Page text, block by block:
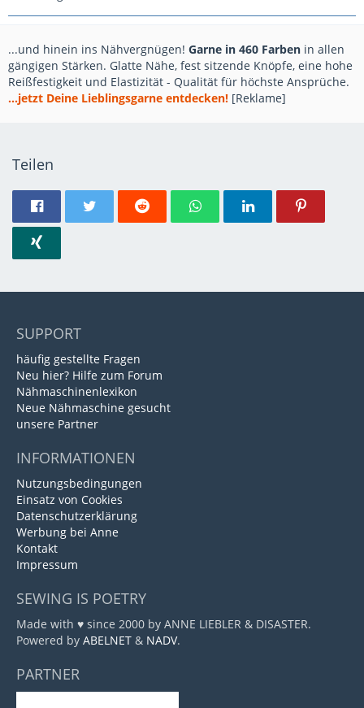
...und hinein ins Nähvergnügen! Garne in 460 Farben in allen
gängigen Stärken. Glatte Nähe, fest sitzende Knöpfe, eine hohe
Reißfestigkeit und Elastizität - Qualität für höchste Ansprüche.
...jetzt Deine Lieblingsgarne entdecken! [Reklame]
Teilen
SUPPORT
häufig gestellte Fragen
Neu hier? Hilfe zum Forum
Nähmaschinenlexikon
Neue Nähmaschine gesucht
unsere Partner
INFORMATIONEN
Nutzungsbedingungen
Einsatz von Cookies
Datenschutzerklärung
Werbung bei Anne
Kontakt
Impressum
SEWING IS POETRY
Made with ♥ since 2000 by ANNE LIEBLER & DISASTER.
Powered by ABELNET & NADV.
PARTNER